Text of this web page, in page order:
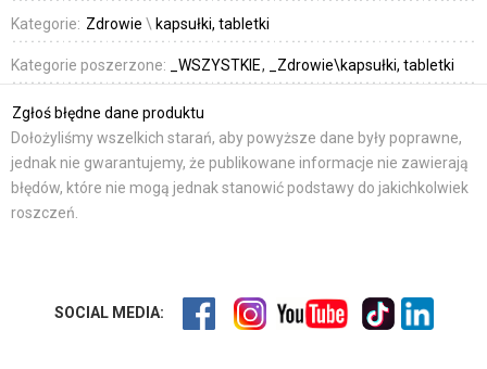
Kategorie: Zdrowie \ kapsułki, tabletki
Kategorie poszerzone: _WSZYSTKIE _Zdrowie\kapsułki, tabletki
Zgłoś błędne dane produktu
Dołożyliśmy wszelkich starań, aby powyższe dane były poprawne,
jednak nie gwarantujemy, że publikowane informacje nie zawierają
błędów, które nie mogą jednak stanowić podstawy do jakichkolwiek
roszczeń.
SOCIAL MEDIA: